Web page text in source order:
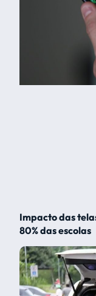
Impacto das
80% das escolas